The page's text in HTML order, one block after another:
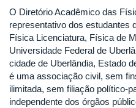
O Diretório Acadêmico das
representativo dos estudantes
Física Licenciatura, Física de
Universidade Federal de
cidade de Uberlândia, Estado
é uma associação civil, sem
ilimitada, sem filiação político-
independente dos órgãos